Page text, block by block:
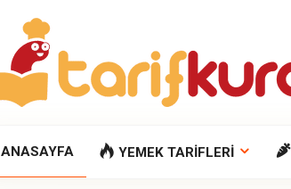
ANASAYFA YEMEK TARIFLERI